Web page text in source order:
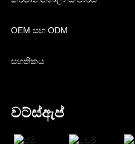
OEM සහ ODM
සහතිකය
වට්ස්ඇප්